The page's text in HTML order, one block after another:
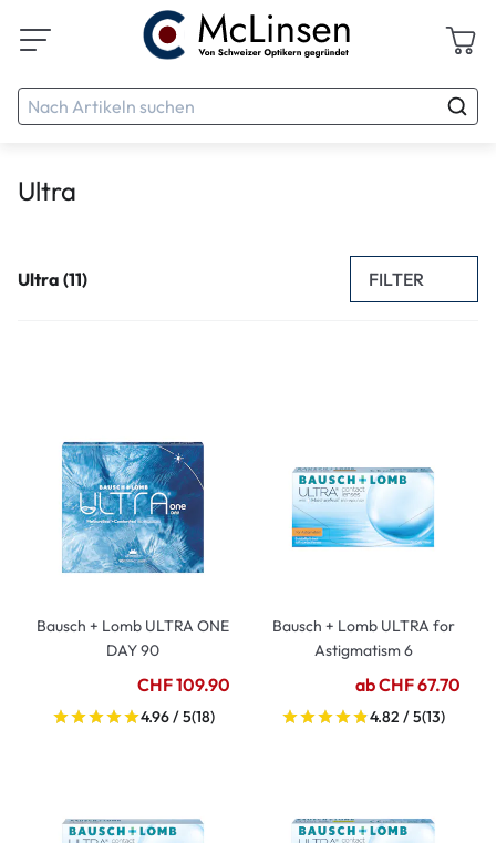
Ultra
Ultra (11) FILTER
Bausch + Lomb ULTRA ONE
DAY 90
CHF 109.90
4.96 / 5(18)
Bausch + Lomb ULTRA for
Astigmatism 6
ab CHF 67.70
4.82 / 5(13)